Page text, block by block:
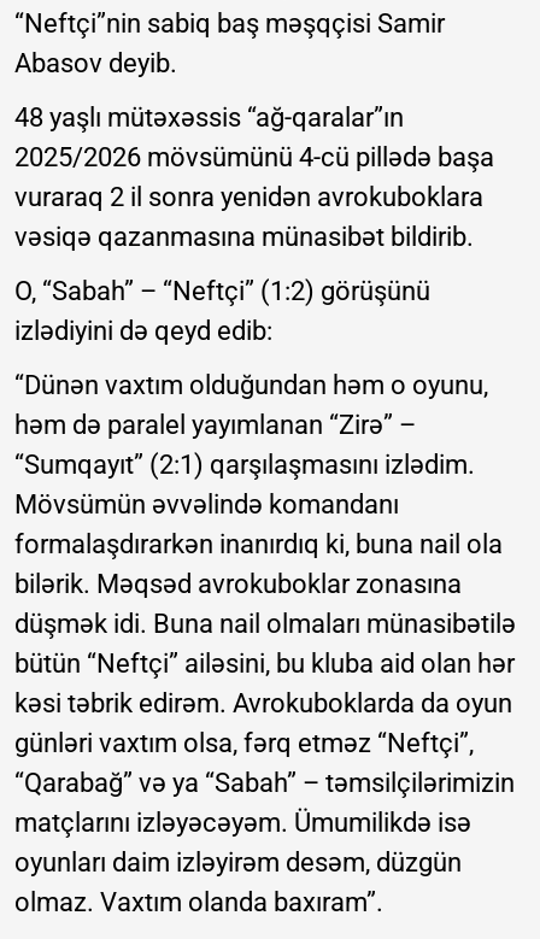
“Neftçi”nin sabiq baş məşqçisi Samir
Abasov deyib.
48 yaşlı mütəxəssis “ağ-qaralar”ın
2025/2026 mövsümünü 4-cü pillədə başa
vuraraq 2 il sonra yenidən avrokuboklara
vəsiqə qazanmasına münasibət bildirib.
O, “Sabah” – “Neftçi” (1:2) görüşünü
izlədiyini də qeyd edib:
“Dünən vaxtım olduğundan həm o oyunu,
həm də paralel yayımlanan “Zirə” –
“Sumqayıt” (2:1) qarşılaşmasını izlədim.
Mövsümün əvvəlində komandanı
formalaşdırarkən inanırdıq ki, buna nail ola
bilərik. Məqsəd avrokuboklar zonasına
düşmək idi. Buna nail olmaları münasibətilə
bütün “Neftçi” ailəsini, bu kluba aid olan hər
kəsi təbrik edirəm. Avrokuboklarda da oyun
günləri vaxtım olsa, fərq etməz “Neftçi”,
“Qarabağ” və ya “Sabah” – təmsilçilərimizin
matçlarını izləyəcəyəm. Ümumilikdə isə
oyunları daim izləyirəm desəm, düzgün
olmaz. Vaxtım olanda baxıram”.